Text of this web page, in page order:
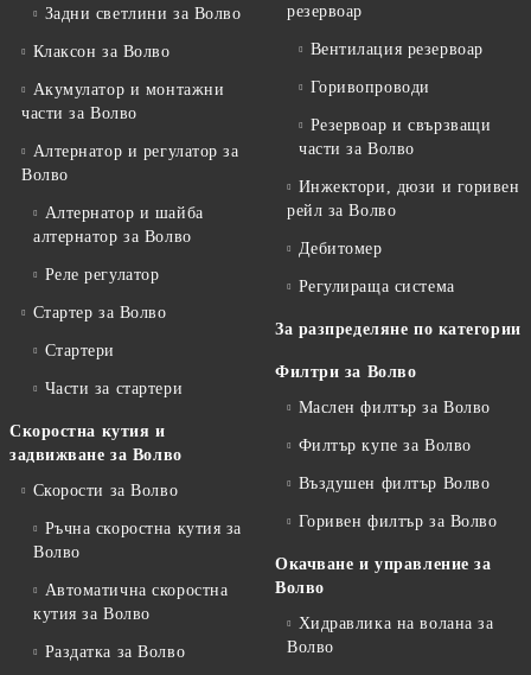
Задни светлини за Волво
Клаксон за Волво
Акумулатор и монтажни
части за Волво
Алтернатор и регулатор за
Волво
Алтернатор и шайба
алтернатор за Волво
Реле регулатор
Стартер за Волво
Стартери
Части за стартери
Скоростна кутия и
задвижване за Волво
Скорости за Волво
Ръчна скоростна кутия за
Волво
Автоматична скоростна
кутия за Волво
Раздатка за Волво
резервоар
Вентилация резервоар
Горивопроводи
Резервоар и свързващи
части за Волво
Инжектори, дюзи и горивен
рейл за Волво
Дебитомер
Регулираща система
За разпределяне по категории
Филтри за Волво
Маслен филтър за Волво
Филтър купе за Волво
Въздушен филтър Волво
Горивен филтър за Волво
Окачване и управление за
Волво
Хидравлика на волана за
Волво